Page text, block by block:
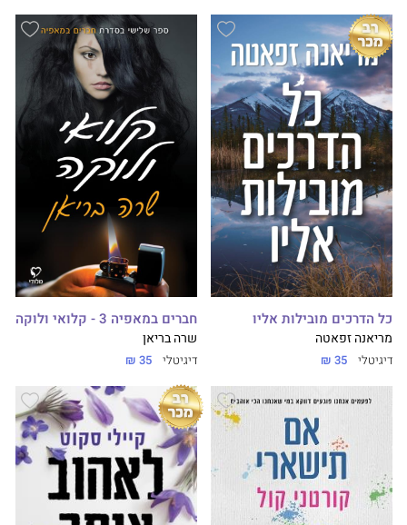
כל הדרכים מובילות אליו
מריאנה זפאטה
דיגיטלי 35 ₪
חברים במאפיה 3 - קלואי ולוקה
שרה בריאן
דיגיטלי 35 ₪